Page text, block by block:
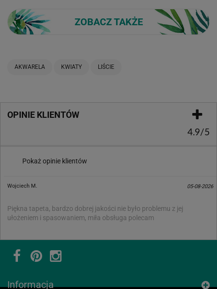
ZOBACZ TAKŻE
AKWARELA KWIATY LIŚCIE
OPINIE KLIENTÓW
4.9/5
Pokaż opinie klientów
Wojciech M. 05-08-2026
Piękna tapeta, bardzo dobrej jakości nie było problemu z jej
ułożeniem i spasowaniem, miła obsługa polecam
Informacja